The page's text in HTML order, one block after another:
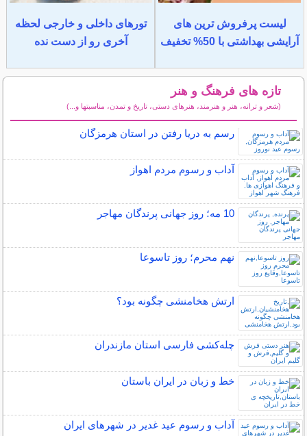
لیست پرفروش ترین های
آرایشی بهداشتی با 50% تخفیف
تورهای داخلی و خارجی لحظه
آخری رو از دست نده
تازه های فرهنگ و هنر
(شعر و ترانه، هنر و هنرمند، هنرهای دستی، تاریخ و تمدن، مناسبتها و...)
رسم به دریا رفتن در استان هرمزگان
آداب و رسوم مردم اهواز
10 مه؛ روز جهانی پرندگان مهاجر
نهم محرم؛ روز تاسوعا
ارتش هخامنشی چگونه بود؟
چله‌كشی فارسی استان مازندران
خط و زبان در ایران باستان
آداب و رسوم عید غدیر در شهرهای ایران